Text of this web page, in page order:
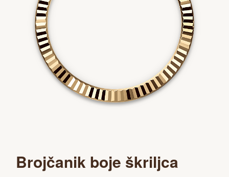
Brojčanik boje škriljca